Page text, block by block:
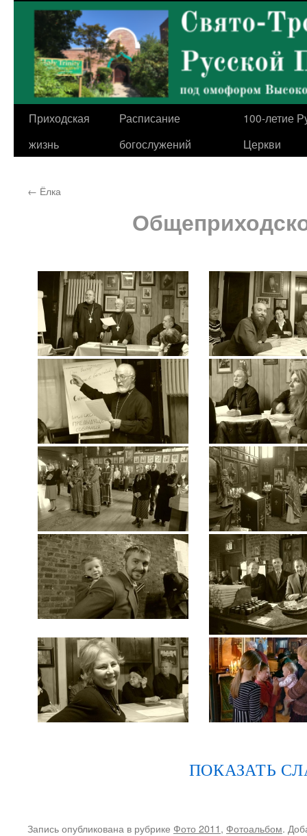
содержимому
Приходская
жизнь
Расписание
богослужений
100-летие
Церкви
← Ёлка
ПОКАЗАТЬ
Запись опубликована в рубрике Фото 2011, Фотоальбом.